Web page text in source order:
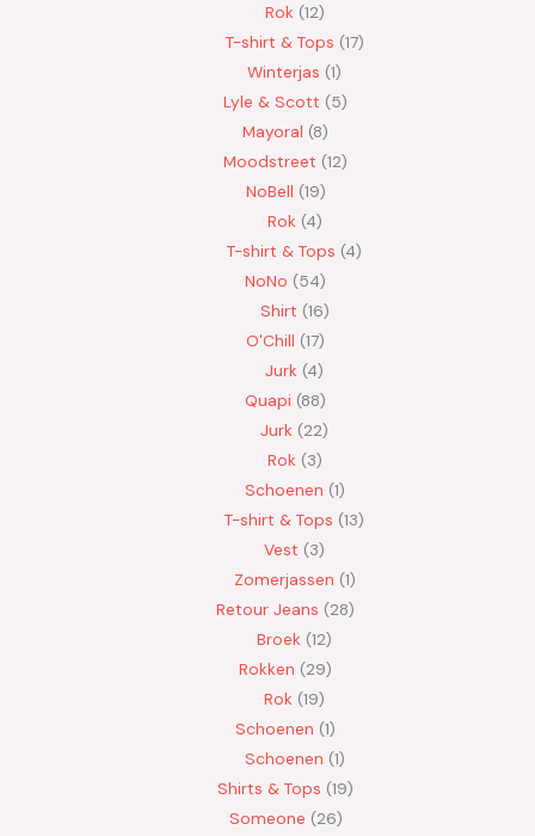
Rok 12
T-shirt & Tops 17
Winterjas 1
Lyle & Scott
5
Mayoral 8
Moodstreet 12
NoBell 19
Rok 4
T-shirt & Tops 4
NoNo
54
Shirt 16
O'Chill 17
Jurk 4
Quapi 88
Jurk 22
Rok 3
Schoenen 1
T-shirt & Tops 13
Vest
3
Zomerjassen 1
Retour Jeans
28
Broek 12
Rokken
29
Rok 19
Schoenen 1
Schoenen 1
Shirts & Tops 19
Someone 26